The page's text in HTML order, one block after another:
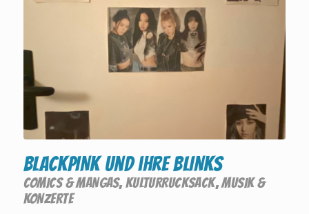
BLACKPINK und ihre BLINKS
COMICS & MANGAS, KULTURRUCKSACK,MUSIK &
KONZERTE